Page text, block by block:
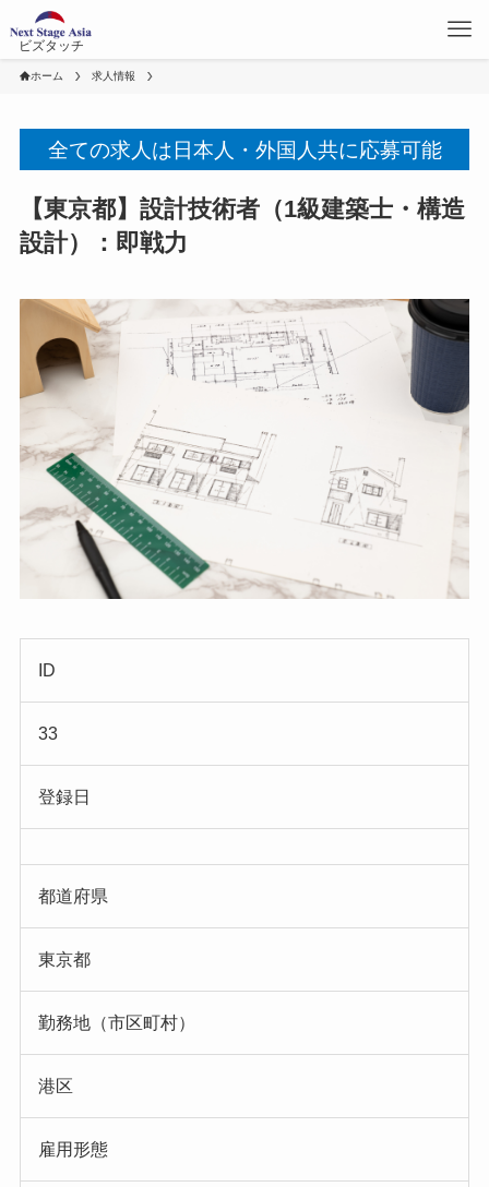
ビズタッチ
ホーム 求人情報
全ての求人は日本人・外国人共に応募可能
【東京都】設計技術者（1級建築士・構造
設計）：即戦力
ID
33
登録日
都道府県
東京都
勤務地（市区町村）
港区
雇用形態